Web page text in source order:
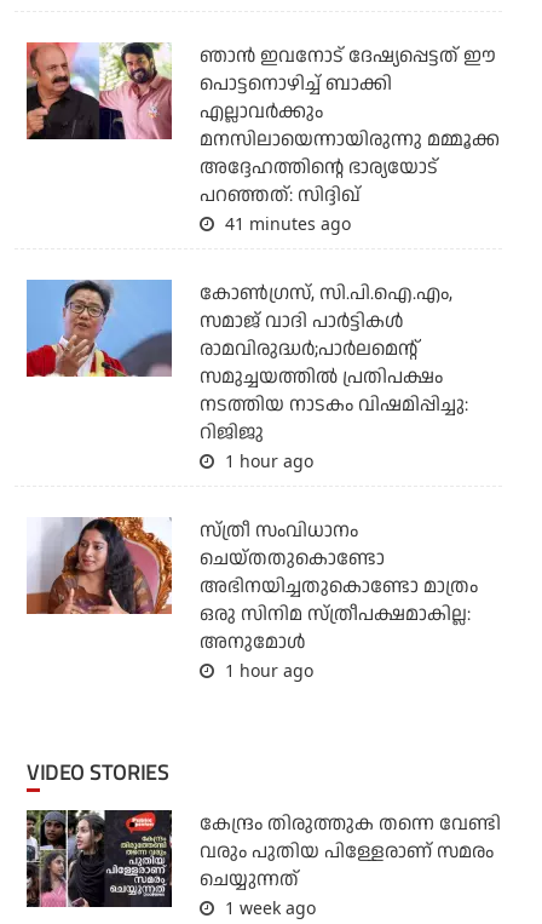
ഞാന്‍ ഇവനോട് ദേഷ്യപ്പെട്ടത് ഈ
പൊട്ടനൊഴിച്ച് ബാക്കി
എല്ലാവര്‍ക്കും
മനസിലായെന്നായിരുന്നു മമ്മൂക്ക
അദ്ദേഹത്തിന്റെ ഭാര്യയോട്
പറഞ്ഞത്: സിദ്ദിഖ്
41 minutes ago
കോണ്‍ഗ്രസ്, സി.പി.ഐ.എം,
സമാജ് വാദി പാര്‍ട്ടികള്‍
രാമവിരുദ്ധര്‍;പാര്‍ലമെന്റ്
സമുച്ചയത്തില്‍ പ്രതിപക്ഷം
നടത്തിയ നാടകം വിഷമിപ്പിച്ചു:
റിജിജു
1 hour ago
സ്ത്രീ സംവിധാനം
ചെയ്തതുകൊണ്ടോ
അഭിനയിച്ചതുകൊണ്ടോ മാത്രം
ഒരു സിനിമ സ്ത്രീപക്ഷമാകില്ല:
അനുമോൾ
1 hour ago
VIDEO STORIES
കേന്ദ്രം തിരുത്തുക തന്നെ വേണ്ടി
വരും പുതിയ പിള്ളേരാണ് സമരം
ചെയ്യുന്നത്
1 week ago